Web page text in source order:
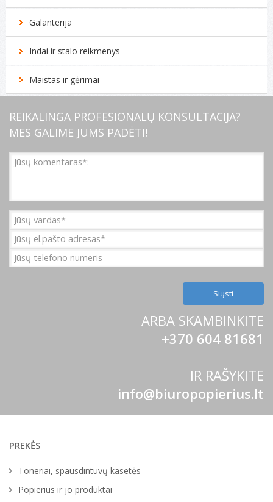
Galanterija
Indai ir stalo reikmenys
Maistas ir gėrimai
REIKALINGA PROFESIONALŲ KONSULTACIJA?
MES GALIME JUMS PADĖTI!
ARBA SKAMBINKITE
+370 604 81681
IR RAŠYKITE
info@biuropopierius.lt
PREKĖS
Toneriai, spausdintuvų kasetės
Popierius ir jo produktai